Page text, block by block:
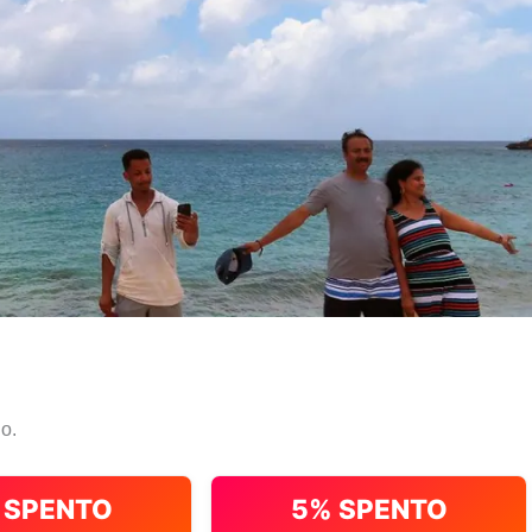
5% SPENTO